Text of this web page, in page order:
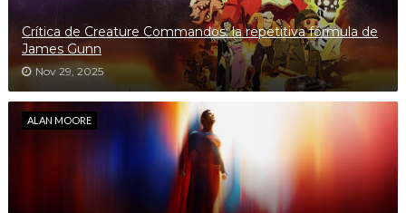
Crítica de Creature Commandos: la repetitiva fórmula de
James Gunn
Nov 29, 2025
ALAN MOORE